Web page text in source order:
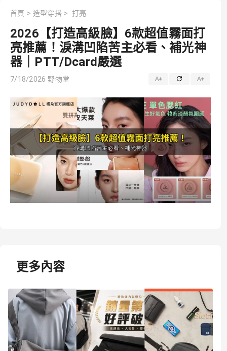
首頁 > 造型穿搭 > 打亮
2026【打造高級臉】6款超值霧面打
亮推薦！淚溝凹陷苦主必看、補光神
器｜PTT/Dcard嚴選
7/18/2026 野物堂
更多內容